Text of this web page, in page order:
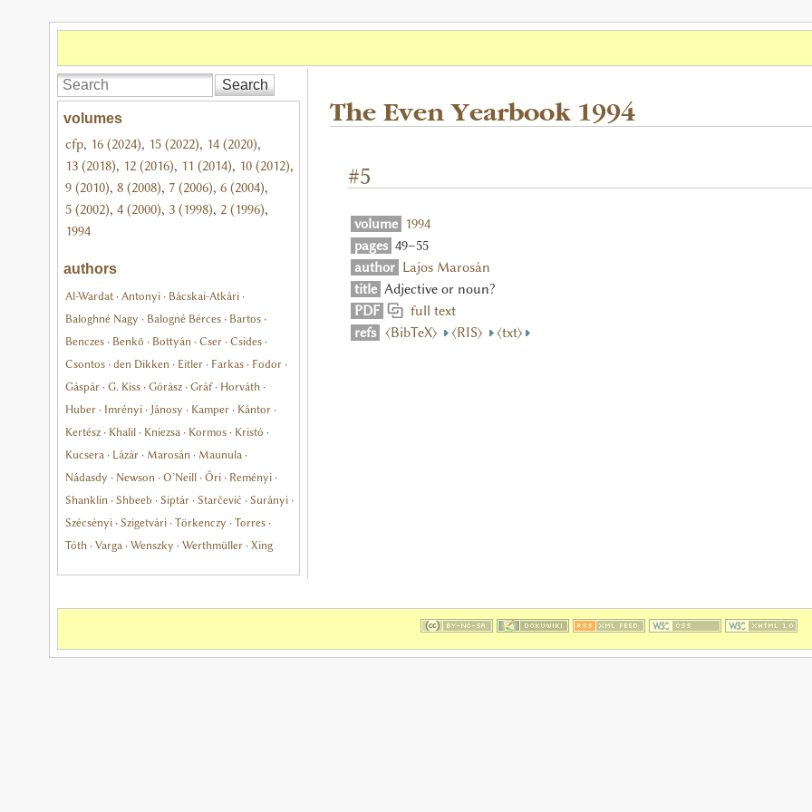
Search
volumes
cfp, 16 (2024), 15 (2022), 14 (2020),
13 (2018), 12 (2016), 11 (2014), 10 (2012),
9 (2010), 8 (2008), 7 (2006), 6 (2004),
5 (2002), 4 (2000), 3 (1998), 2 (1996),
1994
authors
Al-Wardat· Antonyi· Bácskai-Atkári·
Baloghné Nagy · Balogné Bérces· Bartos·
Benczes· Benkő · Bottyán · Cser· Csides·
Csontos· den Dikken · Eitler· Farkas· Fodor·
Gáspár· G. Kiss· Górász· Gráf· Horváth ·
Huber· Imrényi· Jánosy · Kamper· Kántor·
Kertész· Khalil· Kniezsa · Kormos· Kristó ·
Kucsera · Lázár· Marosán · Maunula ·
Nádasdy · Newson · O’Neill· Őri· Reményi·
Shanklin · Shbeeb · Siptár· Starčević · Surányi·
Szécsényi· Szigetvári· Törkenczy · Torres·
Tóth · Varga · Wenszky · Werthmüller· Xing
The Even Yearbook 1994
#5
volume 1994
pages 49–55
author Lajos Marosán
title Adjective or noun?
PDF
full text
refs ⟨BibTeX⟩ ⟨RIS⟩ ⟨txt⟩